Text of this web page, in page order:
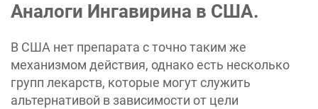
Аналоги Ингавирина в США.
В США нет препарата с точно таким же
механизмом действия, однако есть несколько
групп лекарств, которые могут служить
альтернативой в зависимости от цели